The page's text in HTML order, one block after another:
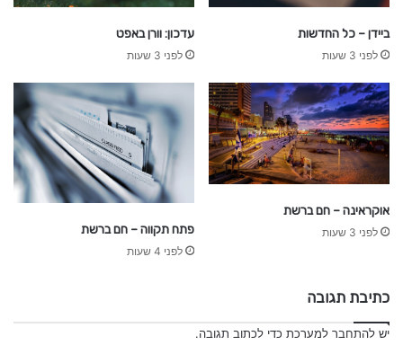
ביידן – כל החדשות
לפני 3 שעות
עדכון: וורן באפט
לפני 3 שעות
אוקראינה – חם ברשת
לפני 3 שעות פתח תקווה – חם ברשת
לפני 4 שעות
כתיבת תגובה
יש להתחבר למערכת כדי לכתוב תגובה.